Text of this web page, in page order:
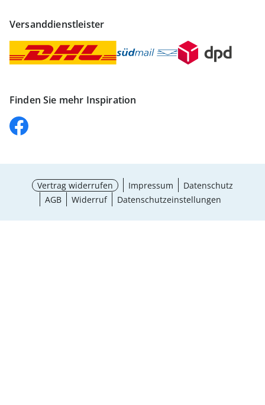
Versanddienstleister
Finden Sie mehr Inspiration
Vertrag widerrufen Impressum
Datenschutz
AGB
Widerruf Datenschutzeinstellungen